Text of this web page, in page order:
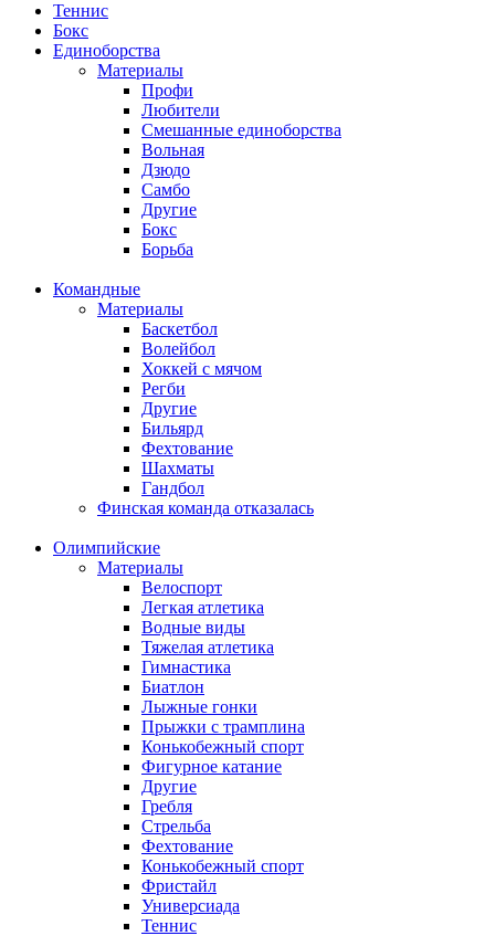
Теннис
Бокс
Единоборства
Материалы
Профи
Любители
Смешанные единоборства
Вольная
Дзюдо
Самбо
Другие
Бокс
Борьба
Командные
Материалы
Баскетбол
Волейбол
Хоккей с мячом
Регби
Другие
Бильярд
Фехтование
Шахматы
Гандбол
Финская команда отказалась
Олимпийские
Материалы
Велоспорт
Легкая атлетика
Водные виды
Тяжелая атлетика
Гимнастика
Биатлон
Лыжные гонки
Прыжки с трамплина
Конькобежный спорт
Фигурное катание
Другие
Гребля
Стрельба
Фехтование
Конькобежный спорт
Фристайл
Универсиада
Теннис